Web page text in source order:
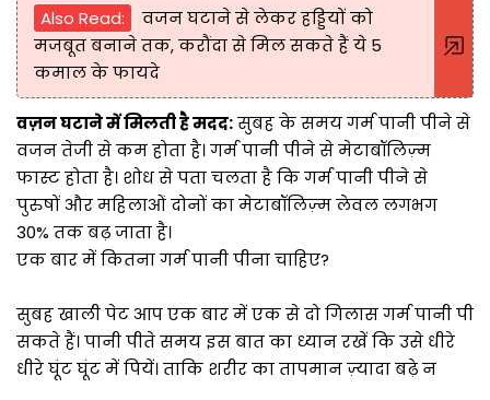
Also Read:
वजन घटाने से लेकर हड्डियों को
मजबूत बनाने तक, करौंदा से मिल सकते हैं ये 5
कमाल के फायदे
वज़न घटाने में मिलती है मदद:सुबह के समय गर्म पानी पीने से
वजन तेजी से कम होता है। गर्म पानी पीने से मेटाबॉलिज़्म
फास्ट होता है। शोध से पता चलता है कि गर्म पानी पीने से
पुरुषों और महिलाओं दोनों का मेटाबॉलिज़्म लेवल लगभग
30% तक बढ़ जाता है।
एक बार में कितना गर्म पानी पीना चाहिए?
सुबह खाली पेट आप एक बार में एक से दो गिलास गर्म पानी पी
सकते हैं। पानी पीते समय इस बात का ध्यान रखें कि उसे धीरे
धीरे घूंट घूंट में पियें। ताकि शरीर का तापमान ज़्यादा बढ़े न